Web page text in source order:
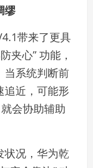
缪
带来了更具
夹心” 功能，
当系统判断前
追近，可能形
会协助辅助
状况，华为乾